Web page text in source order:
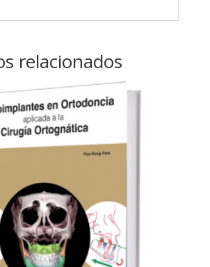
relacionados